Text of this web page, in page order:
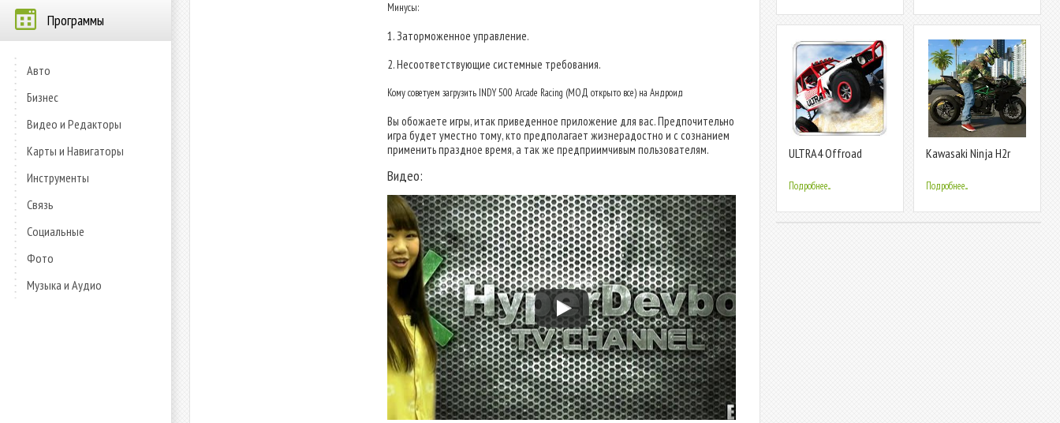
Программы
Авто
Бизнес
Видео и Редакторы
Карты и Навигаторы
Инструменты
Связь
Социальные
Фото
Музыка и Аудио
Минусы:
1. Заторможенное управление.
2. Несоответствующие системные требования.
Кому советуем загрузить INDY 500 Arcade Racing (МОД открыто все) на Андроид
Вы обожаете игры, итак приведенное приложение для вас. Предпочительно
игра будет уместно тому, кто предполагает жизнерадостно и с сознанием
применить праздное время, а так же предприимчивым пользователям.
Видео:
ULTRA4 Offroad
Подробнее...
Kawasaki Ninja H2r
Подробнее...